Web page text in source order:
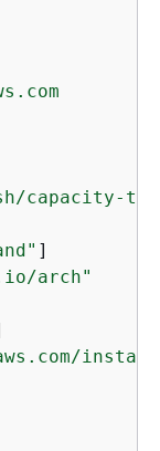
capacity-
]
arch"